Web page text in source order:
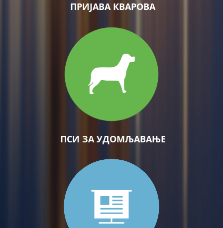
ПРИЈАВА КВАРОВА
ПСИ ЗА УДОМЉАВАЊЕ